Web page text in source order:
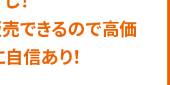
できるので高価
信あり！